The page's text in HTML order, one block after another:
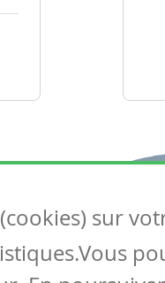
sur